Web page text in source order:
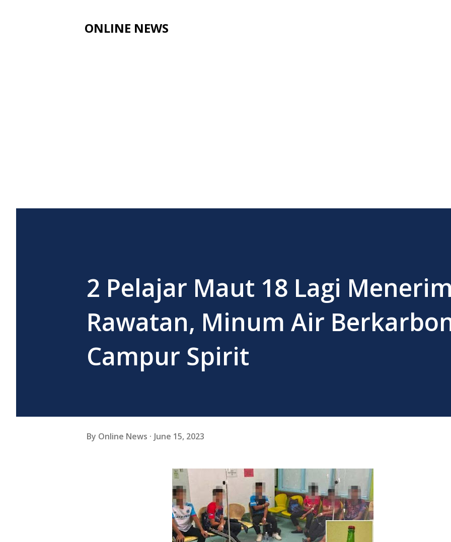
ONLINE NEWS
2 Pelajar Maut 18 Lagi
Rawatan, Minum Air
Campur Spirit
By Online News June 15, 2023